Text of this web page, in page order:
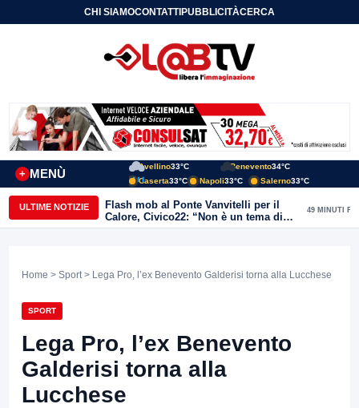
CHI SIAMOCONTATTIPUBBLICITÀCERCA
MENÙ
+
Avellino33°C Benevento34°C
Caserta33°C Napoli33°C Salerno33°C
ULTIME NOTIZIE
Flash mob al Ponte Vanvitelli per il
Calore, Civico22: “Non è un tema di
quartiere, riguarda tutta Benevento”
49 MINUTI FA
Home > Sport > Lega Pro, l’ex Benevento Galderisi torna alla Lucchese
SPORT
Lega Pro, l’ex Benevento
Galderisi torna alla
Lucchese